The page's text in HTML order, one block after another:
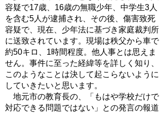
容疑で17歳、16歳の無職少年、中学生3人
を含む5人が逮捕され、その後、傷害致死
容疑で、現在、少年法に基づき家庭裁判所
に送致されています。現場は秩父から車で
約50キロ、1時間程度。他人事とは思えま
せん。事件に至った経緯等を詳しく知り、
このようなことは決して起こらないように
していきたいと思います。
地元市の教育長の、「もはや学校だけで
対応できる問題ではない」との発言の報道